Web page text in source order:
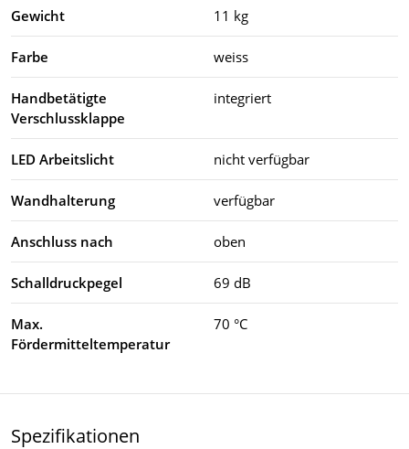
Gewicht 11 kg
Farbe weiss
Handbetätigte
Verschlussklappe
integriert
LED Arbeitslicht nicht verfügbar
Wandhalterung verfügbar
Anschluss nach oben
Schalldruckpegel 69 dB
Max.
Fördermitteltemperatur
70 °C
Spezifikationen